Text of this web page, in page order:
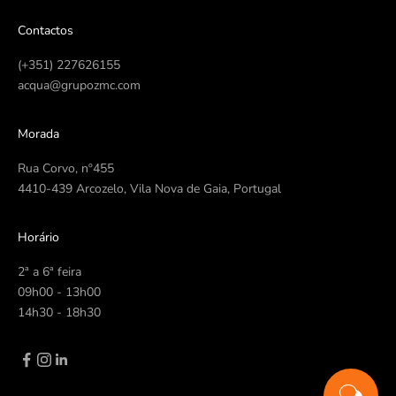
Contactos
(+351) 227626155
acqua@grupozmc.com
Morada
Rua Corvo, nº455
4410-439 Arcozelo, Vila Nova de Gaia, Portugal
Horário
2ª a 6ª feira
09h00 - 13h00
14h30 - 18h30